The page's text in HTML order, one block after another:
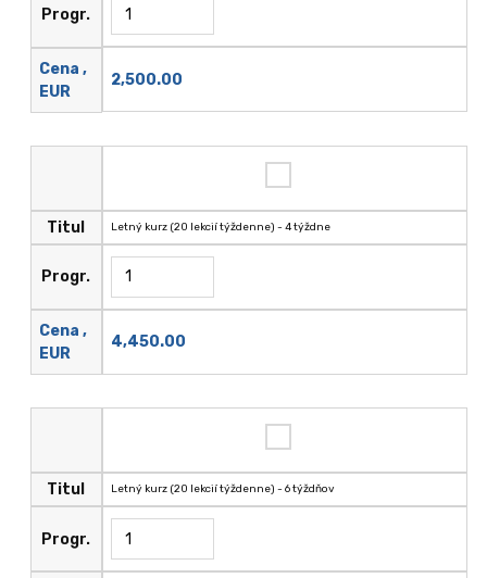
Progr.
Cena ,
EUR
2,500.00
Titul
Progr.
Cena ,
EUR
Letný kurz (20 lekcií týždenne) - 4 týždne
4,450.00
Titul
Progr.
Letný kurz (20 lekcií týždenne) - 6 týždňov